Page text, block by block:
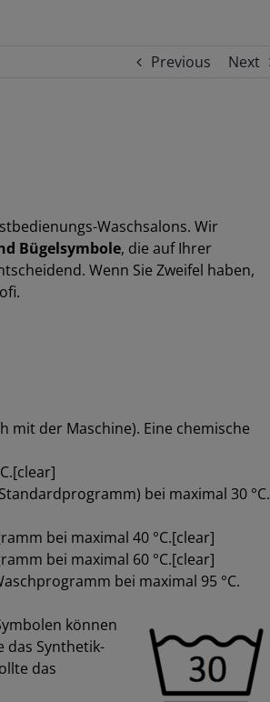
Previous Next
Waschsalons. Wir
Bügelsymbole, die auf Ihrer
Wenn Sie Zweifel haben,
mit der Maschine). Eine chemische
bei maximal 30 °C.
bei maximal 40 °C.[clear]
bei maximal 60 °C.[clear]
bei maximal 95 °C.
können
das Synthetik-
das